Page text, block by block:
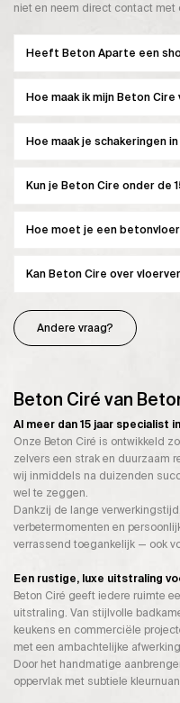
niet en neem direct contact met
Heeft Beton Aparte een
Hoe maak ik mijn Beton
Hoe maak je schakeringen
Kun je Beton Cire onder de
Hoe moet je een
Kan Beton Cire over
Andere vraag?
Beton Ciré van
Al meer dan 15 jaar specialist
Onze Beton Ciré is ontwikkeld
zelvers een strak en duurzaam
wij inmiddels na duizenden
wel te zeggen.
Dankzij de lange
verbetermomenten en
verrassend toegankelijk — ook
Een rustige, luxe uitstraling
Beton Ciré geeft iedere ruimte
uitstraling. Van stijlvolle
keukens en commerciële
met een ambachtelijke
Door het handmatige
oppervlak met subtiele